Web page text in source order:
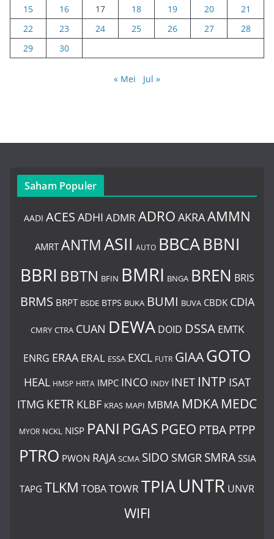
15
16 17 18 19 20
21
22
23 24 25 26 27
28
29
30
« Mei Jul »
Saham Populer
AADI ACES ADHI ADMR ADRO AKRAAMMN
AMRT ANTMASII AUTO BBCABBNI
BBRI BBTN BFIN BMRI BNGA BREN BRIS
BRMS BRPT BSDE BTPS BUKA BUMI BUVA CBDK CDIA
CMRY CTRA CUAN DEWA DOID DSSA EMTK
ENRG ERAA ERAL ESSA EXCL FUTR GIAAGOTO
HEAL HMSP HRTA IMPC INCO INDY INET INTP ISAT
ITMG KETR KLBF KRAS MAPI MBMA MDKA MEDC
MYOR NCKL NISP PANI PGAS PGEO PTBAPTPP
PTRO PWON RAJA SCMA SIDO SMGR SMRA SSIA
TAPG TLKM TOBATOWR TPIAUNTR UNVR
WIFI